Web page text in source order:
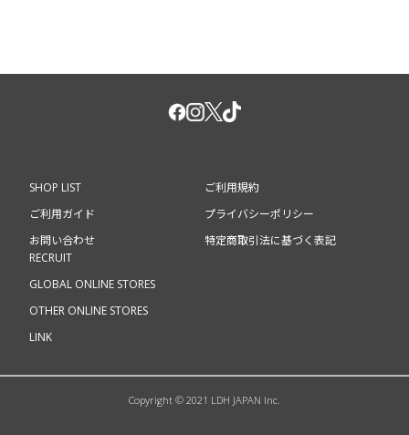
SHOP LIST
ご利用ガイド
お問い合わせ
ご利用規約
プライバシーポリシー
特定商取引法に基づく表記
RECRUIT
GLOBAL ONLINE STORES
OTHER ONLINE STORES
LINK
Copyright © 2021 LDH JAPAN Inc.